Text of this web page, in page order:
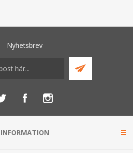
Nyhetsbrev
INFORMATION